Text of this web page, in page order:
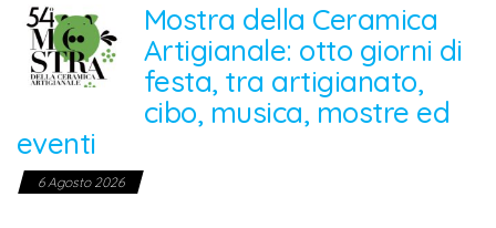
Mostra della Ceramica
Artigianale: otto giorni di
festa, tra artigianato,
cibo, musica, mostre ed
eventi
6 Agosto 2026